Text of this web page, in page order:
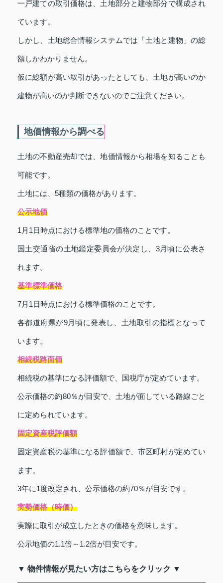
一戸建ての取引価格は、土地部分と建物部分で構成され
ています。
しかし、土地総合情報システムでは「土地と建物」の総
額しかわかりません。
仮に総額が高い取引があったとしても、土地が高いのか
建物が高いのか判断できないのでご注意ください。
地価情報から調べる
土地の不動産売却では、地価情報から相場を知ることも
可能です。
土地には、5種類の価格があります。
公示地価
1月1日時点における標準地の価格のことです。
国土交通省の土地鑑定委員会が決定し、3月頃に公表さ
れます。
基準標準価格
7月1日時点における標準価格のことです。
各都道府県が9月頃に発表し、土地取引の指標となって
います。
相続税路面価
相続税の基準になる評価額で、国税庁が定めています。
公示価格の約80％が目安で、土地が面している路線ごと
に定められています。
固定資産税評価額
固定資産税の基準になる評価額で、市区町村が定めてい
ます。
3年に1度改定され、公示価格の約70％が目安です。
実勢価格（時価）
実際に取引が成立したときの価格を意味します。
公示地価の1.1倍～1.2倍が目安です。
▼ 物件情報が見たい方はこちらをクリック ▼